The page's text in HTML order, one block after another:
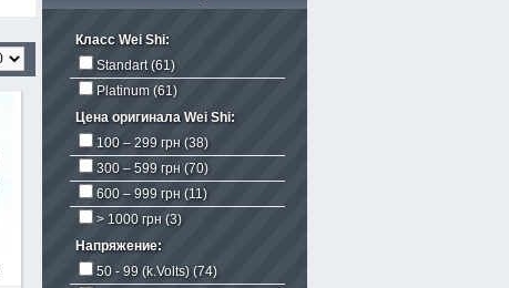
Класс Wei Shi:
Standart(61)
Platinum (61)
Цена оригинала Wei Shi:
100 – 299 грн(38)
300 – 599 грн (70)
600 – 999 грн (11)
> 1000 грн (3)
Напряжение:
50 - 99 (k.Volts)(74)